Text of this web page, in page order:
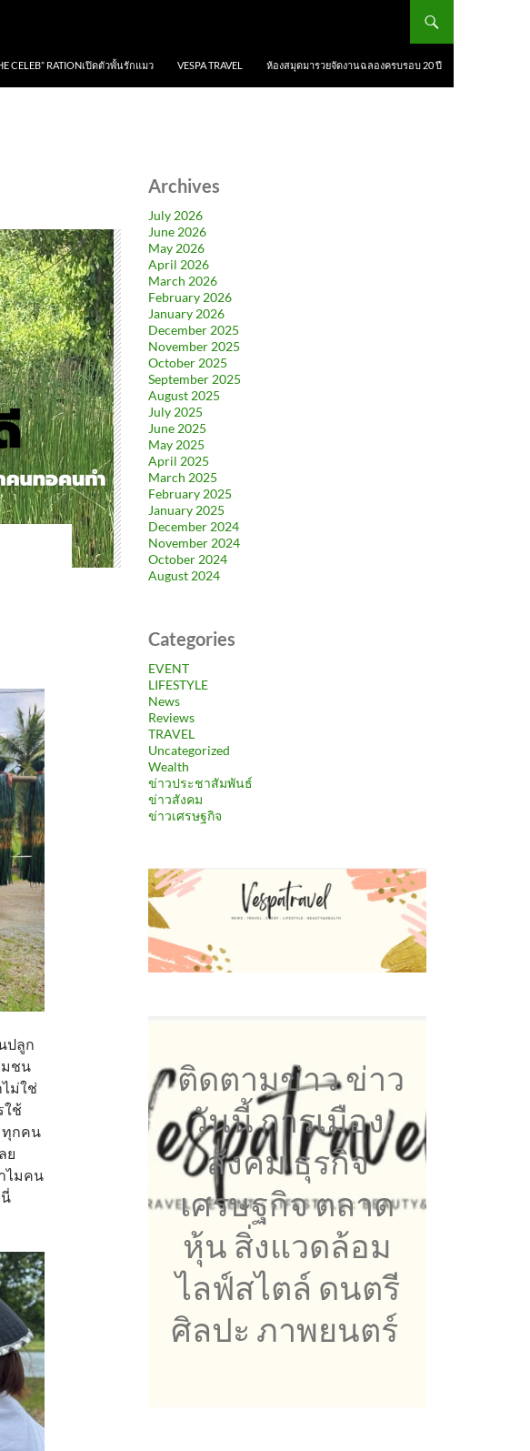
CELEB” RATIONเปิดตัวพั้นรักแมว VESPA TRAVEL ห้องสมุดมารวยจัดงานฉลองครบรอบ 20 ปี
ปลูก
มชน
ม่ใช่
ใช้
ทุกคน
ย
ไมคน
Archives
July 2026
June 2026
May 2026
April 2026
March 2026
February 2026
January 2026
December 2025
November 2025
October 2025
September 2025
August 2025
July 2025
June 2025
May 2025
April 2025
March 2025
February 2025
January 2025
December 2024
November 2024
October 2024
August 2024
Categories
EVENT
LIFESTYLE
News
Reviews
TRAVEL
Uncategorized
Wealth
ข่าวประชาสัมพันธ์
ข่าวสังคม
ข่าวเศรษฐกิจ
ติดตามข่าว ข่าว
วันนี้ การเมือง
สังคม ธุรกิจ
เศรษฐกิจ ตลาด
หุ้น สิ่งแวดล้อม
ไลฟ์สไตล์ ดนตรี
ศิลปะ ภาพยนตร์